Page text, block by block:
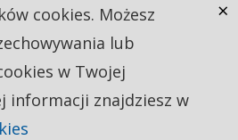
cookies. Możesz
lub
w Twojej
informacji znajdziesz w
×